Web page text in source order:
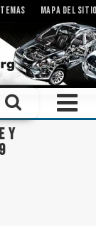
TEMAS MAPA DEL
Y